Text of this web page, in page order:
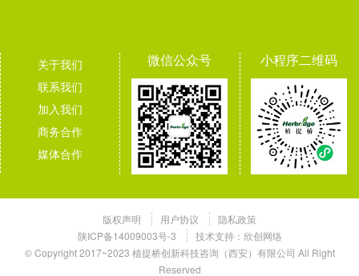
关于我们
联系我们
加入我们
商务合作
媒体合作
微信公众号 小程序二维码
版权声明 用户协议
隐私政策
陕ICP备14009003号-3
技术支持： 欣创网络
© Copyright 2017~2023 植提桥创新科技咨询（西安）有限公司 All Right
Reserved